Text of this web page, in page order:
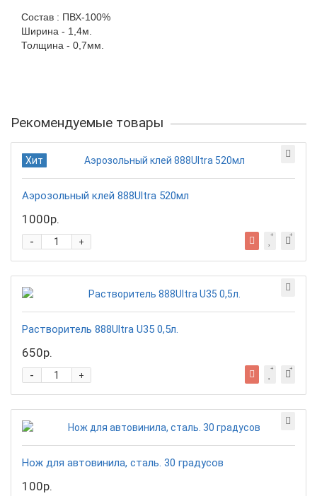
Состав : ПВХ-100%
Ширина - 1,4м.
Толщина - 0,7мм.
Рекомендуемые товары
Хит
Аэрозольный клей 888Ultra 520мл
1000р.
+
-
Растворитель 888Ultra U35 0,5л.
650р.
+
-
Нож для автовинила, сталь. 30 градусов
100р.